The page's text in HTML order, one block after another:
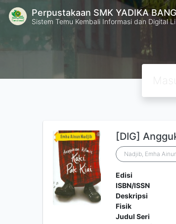
Perpustakaan SMK YADIKA
Sistem Temu Kembali Informasi dan Digital
[DIG]
Nadjib, Emha
Edisi
ISBN/ISSN
Deskripsi
Fisik
Judul Seri